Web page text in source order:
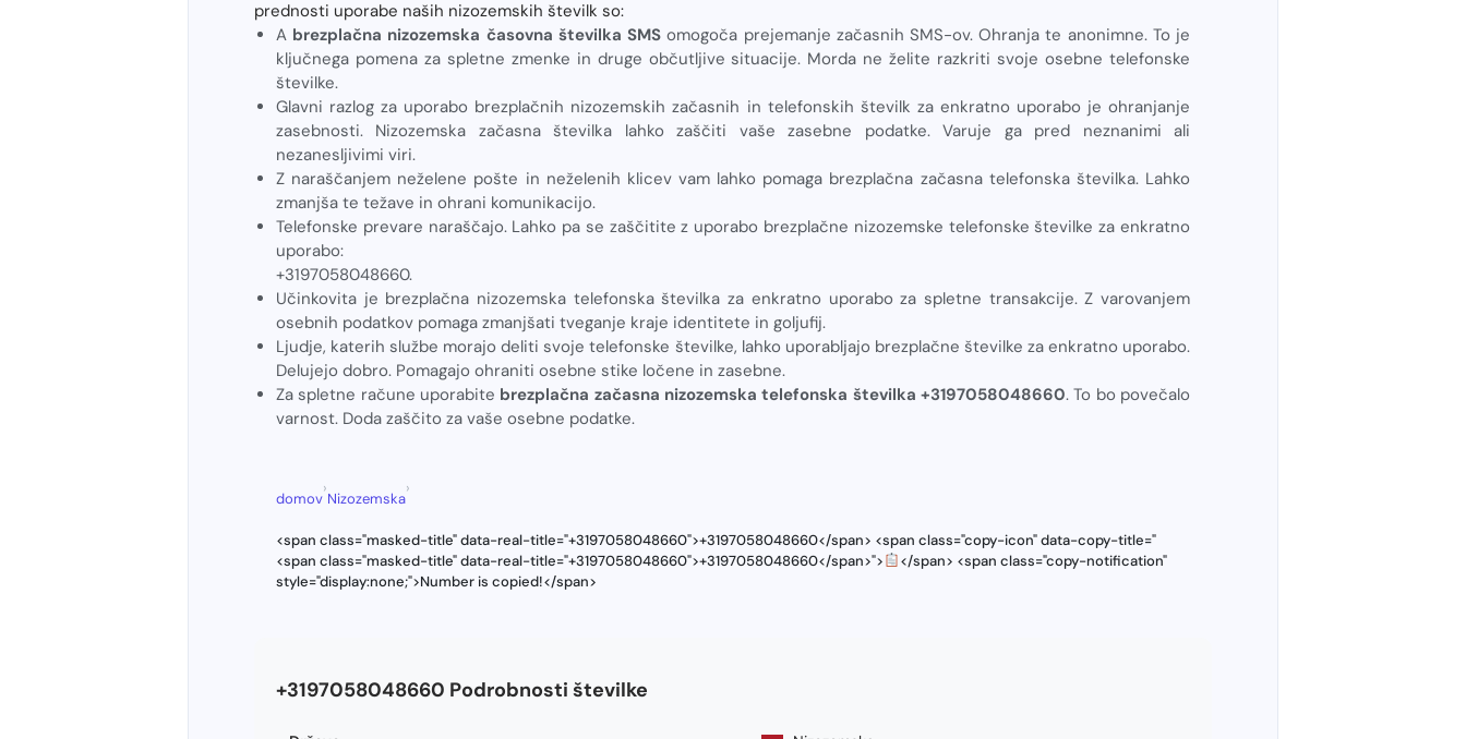
prednosti uporabe naših nizozemskih številk so:
A brezplačna nizozemska časovna številka SMS omogoča prejemanje začasnih SMS-ov. Ohranja te anonimne. To je
ključnega pomena za spletne zmenke in druge občutljive situacije. Morda ne želite razkriti svoje osebne telefonske
številke.
Glavni razlog za uporabo brezplačnih nizozemskih začasnih in telefonskih številk za enkratno uporabo je ohranjanje
zasebnosti. Nizozemska začasna številka lahko zaščiti vaše zasebne podatke. Varuje ga pred neznanimi ali
nezanesljivimi viri.
Z naraščanjem neželene pošte in neželenih klicev vam lahko pomaga brezplačna začasna telefonska številka. Lahko
zmanjša te težave in ohrani komunikacijo.
Telefonske prevare naraščajo. Lahko pa se zaščitite z uporabo brezplačne nizozemske telefonske številke za enkratno
uporabo:
+3197058048660.
Učinkovita je brezplačna nizozemska telefonska številka za enkratno uporabo za spletne transakcije. Z varovanjem
osebnih podatkov pomaga zmanjšati tveganje kraje identitete in goljufij.
Ljudje, katerih službe morajo deliti svoje telefonske številke, lahko uporabljajo brezplačne številke za enkratno uporabo.
Delujejo dobro. Pomagajo ohraniti osebne stike ločene in zasebne.
Za spletne račune uporabite brezplačna začasna nizozemska telefonska številka +3197058048660. To bo povečalo
varnost. Doda zaščito za vaše osebne podatke.
domov
›
Nizozemska
›
<span class="masked-title" data-real-title="+3197058048660">+3197058048660</span> <span class="copy-icon" data-copy-title="
<span class="masked-title" data-real-title="+3197058048660">+3197058048660</span>">
</span> <span class="copy-notification"
style="display:none;">Number is copied!</span>
+3197058048660 Podrobnosti številke